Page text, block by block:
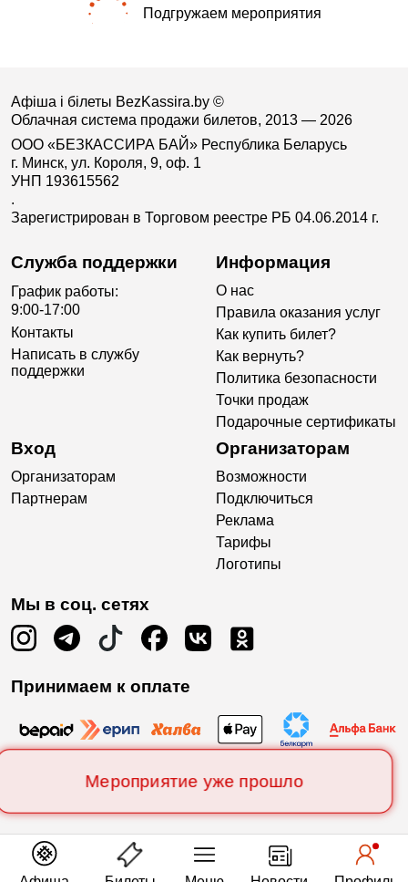
Мероприятие уже прошло
Подгружаем мероприятия
Афіша і білеты BezKassira.by ©
Облачная система продажи билетов, 2013 — 2026
ООО «БЕЗКАССИРА БАЙ» Республика Беларусь
г. Минск, ул. Короля, 9, оф. 1
УНП 193615562
.
Зарегистрирован в Торговом реестре РБ 04.06.2014 г.
Служба поддержки
График работы:
9:00-17:00
Контакты
Написать в службу
поддержки
Информация
О нас
Правила оказания услуг
Как купить билет?
Как вернуть?
Политика безопасности
Точки продаж
Подарочные сертификаты
Вход
Организаторам
Партнерам
Организаторам
Возможности
Подключиться
Реклама
Тарифы
Логотипы
Мы в соц. сетях
Принимаем к оплате